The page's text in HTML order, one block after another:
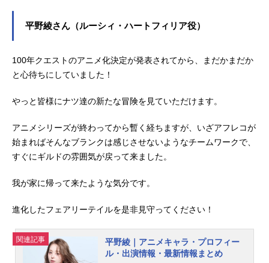
ています。こちらでは、柿原徹也さ
平野綾さん（ルーシィ・ハートフィリア役）
100年クエストのアニメ化決定が発表されてから、まだかまだか
と心待ちにしていました！
やっと皆様にナツ達の新たな冒険を見ていただけます。
アニメシリーズが終わってから暫く経ちますが、いざアフレコが
始まればそんなブランクは感じさせないようなチームワークで、
すぐにギルドの雰囲気が戻って来ました。
我が家に帰って来たような気分です。
進化したフェアリーテイルを是非見守ってください！
関連記事
平野綾｜アニメキャラ・プロフィー
ル・出演情報・最新情報まとめ